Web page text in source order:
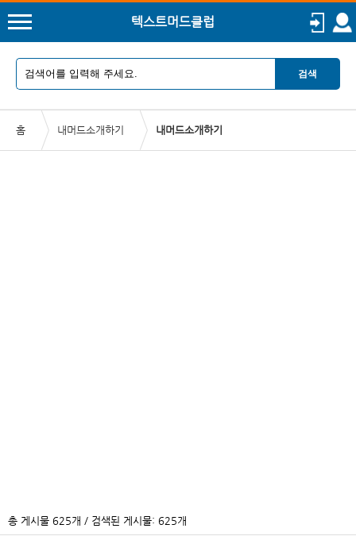
텍스트머드클럽
검색
홈 내머드소개하기 내머드소개하기
총 게시물 625개 / 검색된 게시물: 625개